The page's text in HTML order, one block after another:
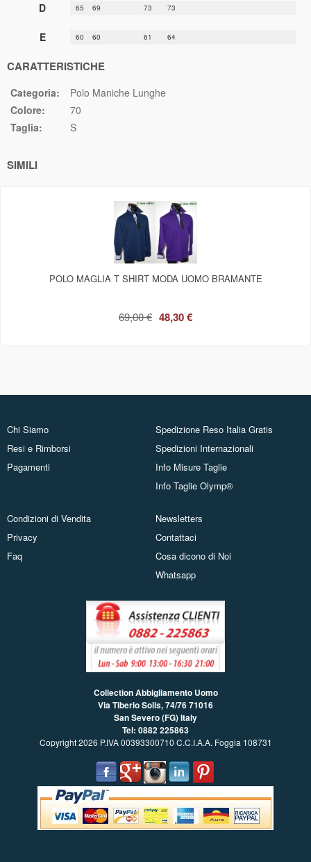
D 65 69 73 73
E 60 60 61 64
CARATTERISTICHE
Categoria:
Polo Maniche Lunghe
Colore:
70
Taglia:
S
SIMILI
POLO MAGLIA T SHIRT MODA UOMO BRAMANTE
69,00 € 48,30 €
Chi Siamo
Resi e Rimborsi
Pagamenti
Spedizione Reso Italia Gratis
Spedizioni Internazionali
Info Misure Taglie
Info Taglie Olymp®
Condizioni di Vendita
Privacy
Faq
Newsletters
Contattaci
Cosa dicono di Noi
Whatsapp
Collection Abbigliamento Uomo
Via Tiberio Solis, 74/7671016
San Severo (FG) Italy
Tel: 0882 225863
Copyright 2026 P.IVA 00393300710 C.C.I.A.A. Foggia 108731